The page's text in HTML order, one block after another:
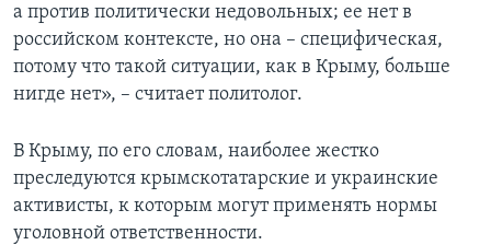
а против политически недовольных; ее нет в
российском контексте, но она – специфическая,
потому что такой ситуации, как в Крыму, больше
нигде нет», – считает политолог.
В Крыму, по его словам, наиболее жестко
преследуются крымскотатарские и украинские
активисты, к которым могут применять нормы
уголовной ответственности.